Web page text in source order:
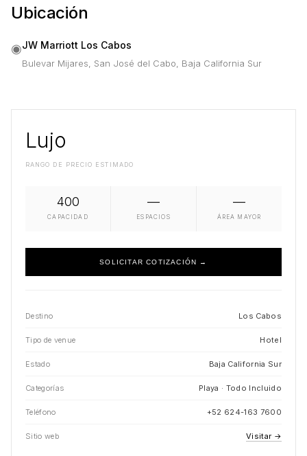
Ubicación
◉JW Marriott Los Cabos
Bulevar Mijares, San José del Cabo, Baja California Sur
Lujo
RANGO DE PRECIO ESTIMADO
400
CAPACIDAD
—
ESPACIOS
—
ÁREA MAYOR
SOLICITAR COTIZACIÓN →
Destino Los Cabos
Tipo de venue Hotel
Estado Baja California Sur
Categorías Playa · Todo Incluido
Teléfono +52 624-163 7600
Sitio web Visitar →